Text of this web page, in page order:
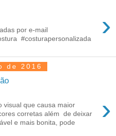
›
por e-mail
#costurapersonalizada
de 2016
›
visual que causa maior
corretas além de deixar
e mais bonita, pode